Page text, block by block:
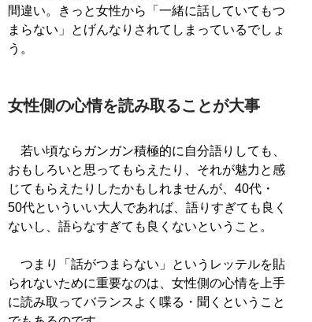
間違い。きっと女性から「一緒に話していてもつ
まらない」とげんなりされてしまっているでしょ
う。
女性側の心情を読み取ることが大事
若い頃ならガンガン積極的に自分語りしても、
おもしろいと思ってもらえたり、それが魅力と感
じてもらえたりしたかもしれませんが、40代・
50代といういい大人であれば、語りすぎても良く
ないし、語らなすぎても良くないということ。
つまり「話がつまらない」というレッテルを貼
られないために重要なのは、女性側の心情を上手
に読み取ってバランスよく喋る・聞くということ